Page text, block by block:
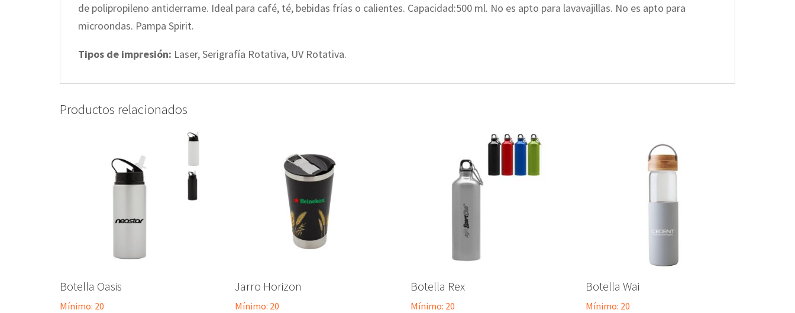
de polipropileno antiderrame. Ideal para café, té, bebidas frías o calientes. Capacidad:500 ml. No es apto para lavavajillas. No es apto para
microondas. Pampa Spirit.
Tipos de impresión: Laser, Serigrafía Rotativa, UV Rotativa.
Productos relacionados
Botella Oasis
Mínimo: 20
Jarro Horizon
Mínimo: 20
Botella Rex
Mínimo: 20
Botella Wai
Mínimo: 20